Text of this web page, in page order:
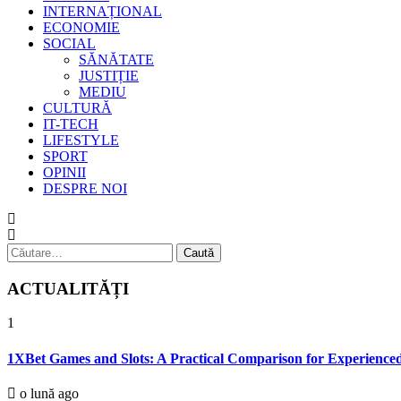
INTERNAȚIONAL
ECONOMIE
SOCIAL
SĂNĂTATE
JUSTIȚIE
MEDIU
CULTURĂ
IT-TECH
LIFESTYLE
SPORT
OPINII
DESPRE NOI
Caută
după:
ACTUALITĂȚI
1
1XBet Games and Slots: A Practical Comparison for
o lună ago